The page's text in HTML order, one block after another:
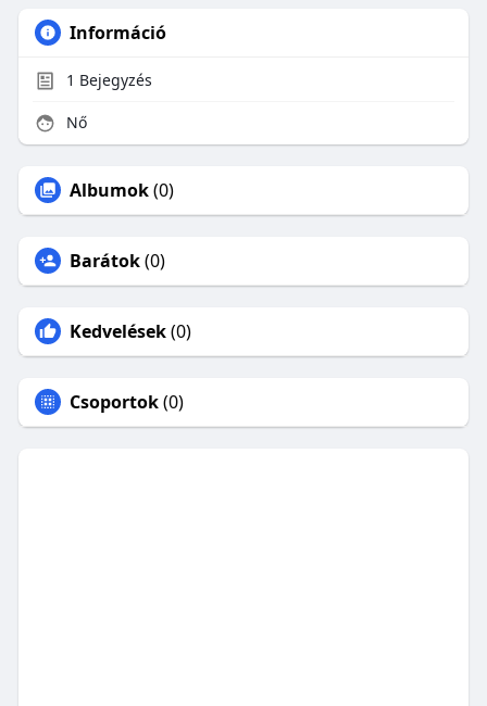
Információ
1 Bejegyzés
Nő
Albumok(0)
Barátok(0)
Kedvelések(0)
Csoportok(0)